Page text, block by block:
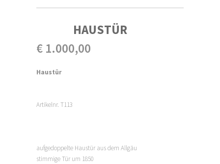
HAUSTÜR
€ 1.000,00
Haustür
Artikelnr. T113
aufgedoppelte Haustür aus dem Allgäu
stimmige Tür um 1850